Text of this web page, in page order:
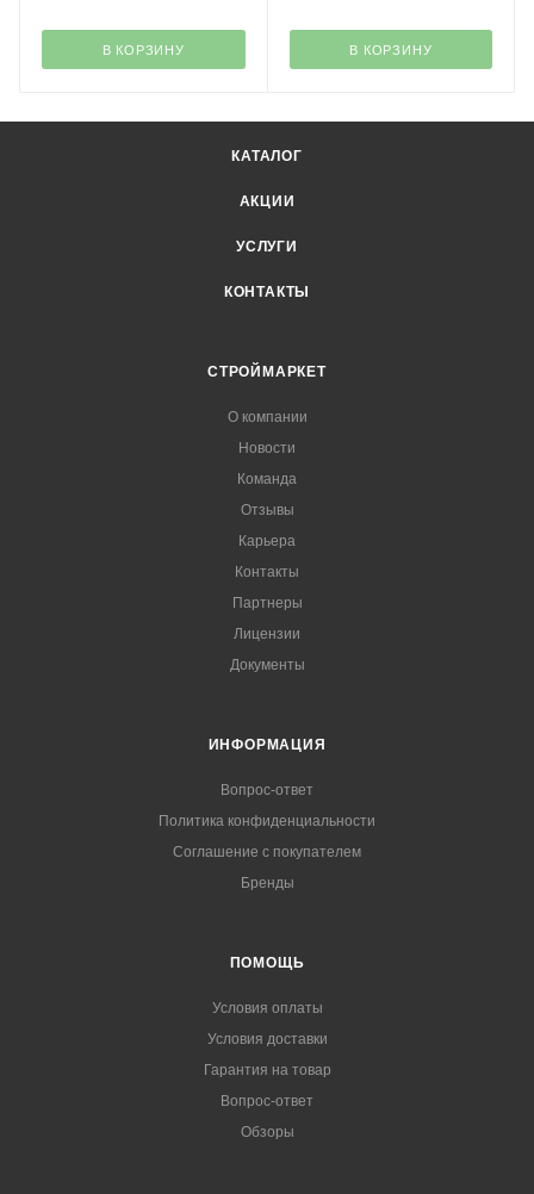
В КОРЗИНУ В КОРЗИНУ
КАТАЛОГ
АКЦИИ
УСЛУГИ
КОНТАКТЫ
СТРОЙМАРКЕТ
О компании
Новости
Команда
Отзывы
Карьера
Контакты
Партнеры
Лицензии
Документы
ИНФОРМАЦИЯ
Вопрос-ответ
Политика конфиденциальности
Соглашение с покупателем
Бренды
ПОМОЩЬ
Условия оплаты
Условия доставки
Гарантия на товар
Вопрос-ответ
Обзоры